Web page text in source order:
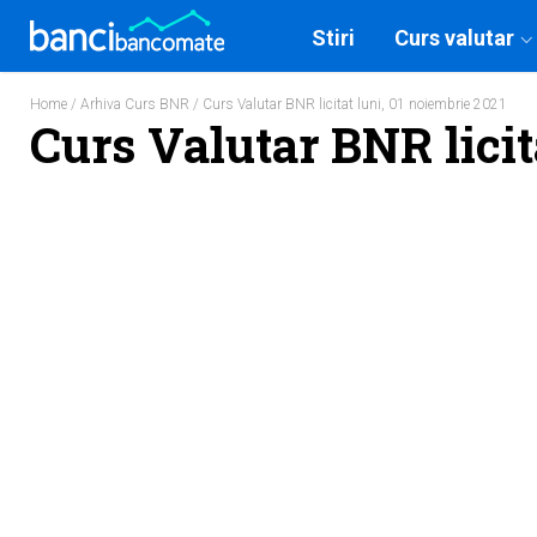
Stiri Curs valutar
Home / Arhiva Curs BNR / Curs Valutar BNR licitat luni, 01 noiembrie 2021
Curs Valutar BNR